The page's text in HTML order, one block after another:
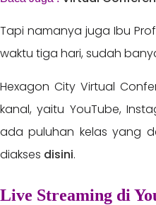
Tapi namanya juga Ibu
waktu tiga hari, sudah
Hexagon City Virtual
kanal, yaitu YouTube,
ada puluhan kelas yang
diakses disini.
Live Streaming di